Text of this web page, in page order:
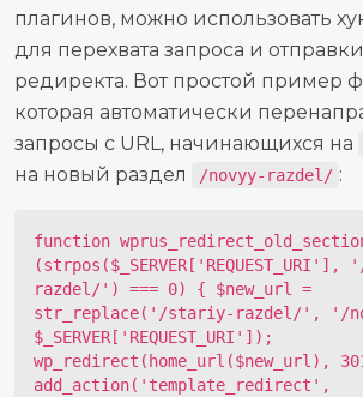
плагинов, можно использовать
для перехвата запроса и
редиректа. Вот простой пример
которая автоматически
запросы с URL, начинающихся на
на новый раздел /novyy-razdel/ :
function
razdel/') === 0) { $new_url =
str_replace('/stariy-razdel/', '/
$_SERVER['REQUEST_URI']);
wp_redirect(home_url($new_url),
add_action('template_redirect',